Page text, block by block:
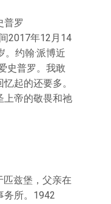
普罗
2017年12月14
约翰·派博近
史普罗。我敢
起的还要多。
上帝的敬畏和祂
匹兹堡，父亲在
务所。1942